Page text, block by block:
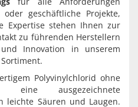
geschäftliche Projekte,
Expertise stehen Ihnen zur
zu führenden Herstellern
Innovation in unserem
Polyvinylchlorid ohne
eine ausgezeichnete
leichte Säuren und Laugen.